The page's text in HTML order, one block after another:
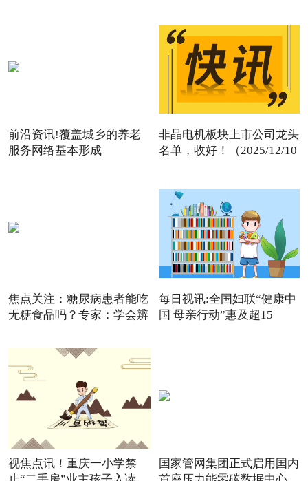
前沿资讯!覆盖城乡的养老
服务网络基本形成
非晶电机板块上市公司龙头
名单，收好！（2025/12/10
焦点关注：糖尿病患者能吃
无糖食品吗？专家：学会辨
每日视讯:全国妇联“健康中
国 母亲行动”惠及超15
视焦点讯！重庆一小学禁
国家管网集团正式启用国内